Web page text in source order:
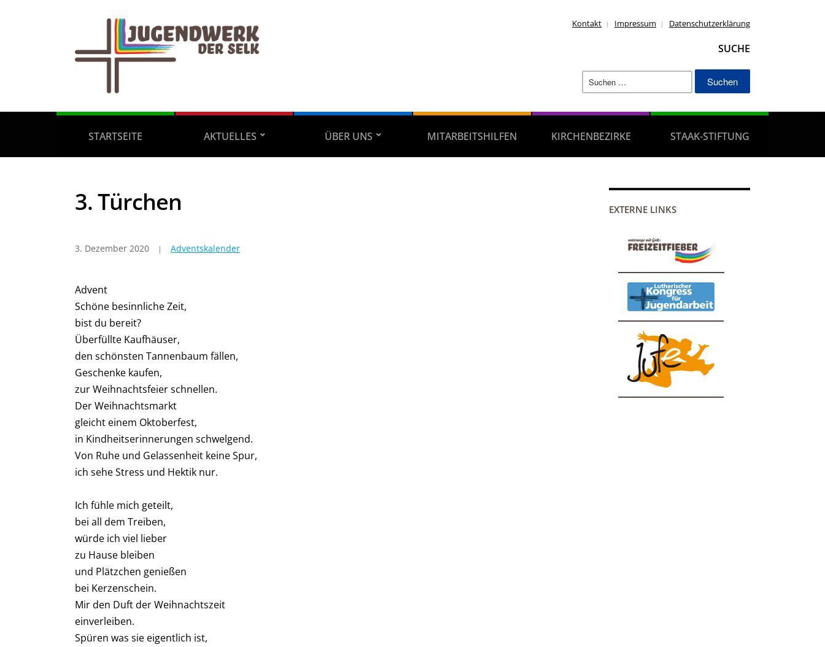
Kontakt Impressum Datenschutzerklärung
SUCHE
Suchen
nach:
STARTSEITE AKTUELLES ÜBER UNS MITARBEITSHILFEN KIRCHENBEZIRKE STAAK-STIFTUNG
3. Türchen
3. Dezember 2020 Adventskalender
Advent
Schöne besinnliche Zeit,
bist du bereit?
Überfüllte Kaufhäuser,
den schönsten Tannenbaum fällen,
Geschenke kaufen,
zur Weihnachtsfeier schnellen.
Der Weihnachtsmarkt
gleicht einem Oktoberfest,
in Kindheitserinnerungen schwelgend.
Von Ruhe und Gelassenheit keine Spur,
ich sehe Stress und Hektik nur.
Ich fühle mich geteilt,
bei all dem Treiben,
würde ich viel lieber
zu Hause bleiben
und Plätzchen genießen
bei Kerzenschein.
Mir den Duft der Weihnachtszeit
einverleiben.
Spüren was sie eigentlich ist,
EXTERNE LINKS